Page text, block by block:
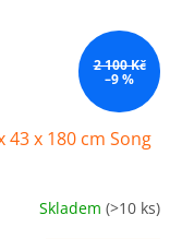
2 100 Kč
–9 %
43 x 180 cm Song
Skladem (>10 ks)